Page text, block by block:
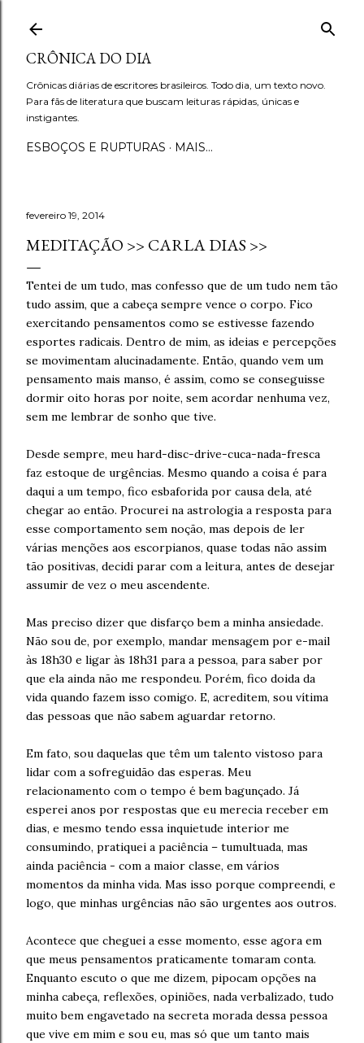
CRÔNICA DO DIA
Crônicas diárias de escritores brasileiros. Todo dia, um texto novo.
Para fãs de literatura que buscam leituras rápidas, únicas e
instigantes.
ESBOÇOS E RUPTURAS MAIS…
fevereiro 19, 2014
MEDITAÇÃO >> CARLA DIAS >>
Tentei de um tudo, mas confesso que de um tudo nem tão
tudo assim, que a cabeça sempre vence o corpo. Fico
exercitando pensamentos como se estivesse fazendo
esportes radicais. Dentro de mim, as ideias e percepções
se movimentam alucinadamente. Então, quando vem um
pensamento mais manso, é assim, como se conseguisse
dormir oito horas por noite, sem acordar nenhuma vez,
sem me lembrar de sonho que tive.
Desde sempre, meu hard-disc-drive-cuca-nada-fresca
faz estoque de urgências. Mesmo quando a coisa é para
daqui a um tempo, fico esbaforida por causa dela, até
chegar ao então. Procurei na astrologia a resposta para
esse comportamento sem noção, mas depois de ler
várias menções aos escorpianos, quase todas não assim
tão positivas, decidi parar com a leitura, antes de desejar
assumir de vez o meu ascendente.
Mas preciso dizer que disfarço bem a minha ansiedade.
Não sou de, por exemplo, mandar mensagem por e-mail
às 18h30 e ligar às 18h31 para a pessoa, para saber por
que ela ainda não me respondeu. Porém, fico doida da
vida quando fazem isso comigo. E, acreditem, sou vítima
das pessoas que não sabem aguardar retorno.
Em fato, sou daquelas que têm um talento vistoso para
lidar com a sofreguidão das esperas. Meu
relacionamento com o tempo é bem bagunçado. Já
esperei anos por respostas que eu merecia receber em
dias, e mesmo tendo essa inquietude interior me
consumindo, pratiquei a paciência – tumultuada, mas
ainda paciência - com a maior classe, em vários
momentos da minha vida. Mas isso porque compreendi, e
logo, que minhas urgências não são urgentes aos outros.
Acontece que cheguei a esse momento, esse agora em
que meus pensamentos praticamente tomaram conta.
Enquanto escuto o que me dizem, pipocam opções na
minha cabeça, reflexões, opiniões, nada verbalizado, tudo
muito bem engavetado na secreta morada dessa pessoa
que vive em mim e sou eu, mas só que um tanto mais